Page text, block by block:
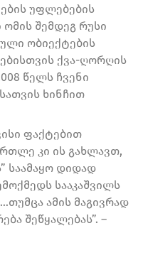
უფლებების
შემდეგ რუსი
ობიექტების
ქვა-ღორღის
წელს ჩვენი
ხინჩით
ფაქტებით
კი ის გახლავთ,
საამაყო დიდად
სააკაშვილს
ამის მაგივრად
შეწყალებას”. –